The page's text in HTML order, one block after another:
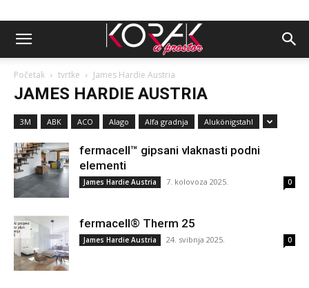
Početak tvrtke James Hardie Austria
JAMES HARDIE AUSTRIA
3M ABK ACO Alago Alfa gradnja Alukönigstahl
fermacell™ gipsani vlaknasti podni
elementi
James Hardie Austria 7. kolovoza 2025. 0
fermacell® Therm 25
James Hardie Austria 24. svibnja 2025. 0